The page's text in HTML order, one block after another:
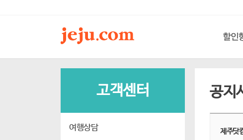
할인
고객센터
여행상담
공지
제주닷